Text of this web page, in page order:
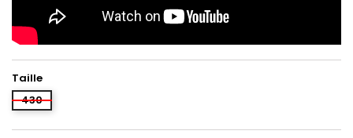
Taille
430